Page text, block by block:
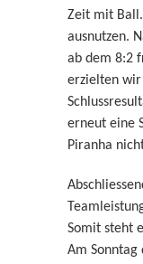
Zeit mit
ausnutzen.
ab dem 8:2
erzielten wir
erneut eine
Piranha
Somit steht
Am Sonntag